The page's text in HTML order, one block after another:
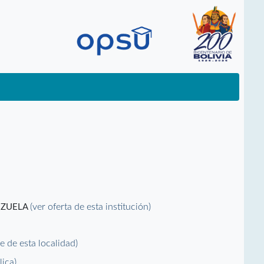
(ver oferta de esta institución)
de esta localidad)